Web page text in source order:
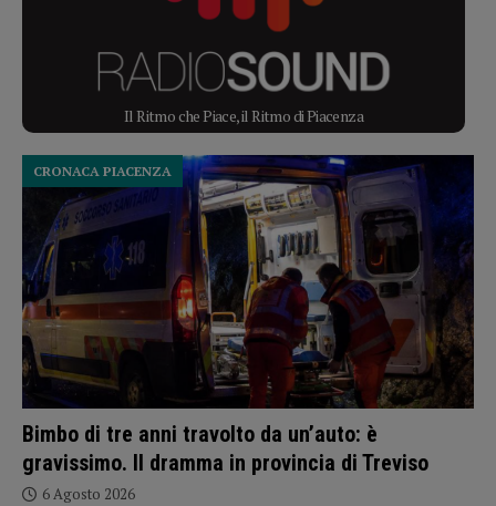
Il Ritmo che Piace, il Ritmo di Piacenza
Bimbo di tre anni travolto da un’auto: è
gravissimo. Il dramma in provincia di Treviso
CRONACA PIACENZA
6 Agosto 2026